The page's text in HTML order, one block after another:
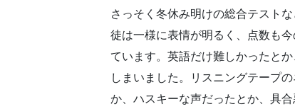
さっそく冬休み明けの総合テスト
徒は一様に表情が明るく、点数も
ています。英語だけ難しかったと
しまいました。リスニングテープ
か、ハスキーな声だったとか、具